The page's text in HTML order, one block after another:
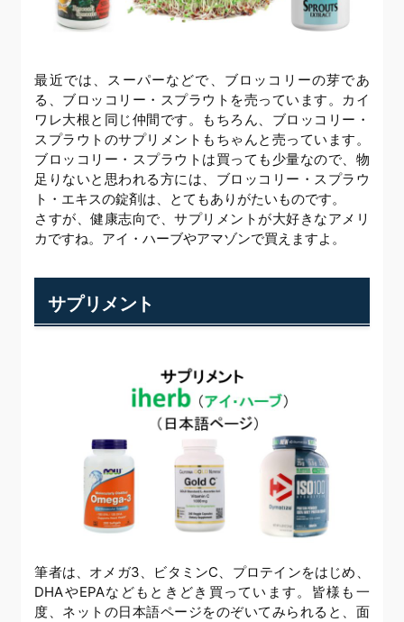
最近では、スーパーなどで、ブロッコリーの芽であ
る、ブロッコリー・スプラウトを売っています。カイ
ワレ大根と同じ仲間です。もちろん、ブロッコリー・
スプラウトのサプリメントもちゃんと売っています。
ブロッコリー・スプラウトは買っても少量なので、物
足りないと思われる方には、ブロッコリー・スプラウ
ト・エキスの錠剤は、とてもありがたいものです。
さすが、健康志向で、サプリメントが大好きなアメリ
カですね。アイ・ハーブやアマゾンで買えますよ。
サプリメント
筆者は、オメガ3、ビタミンC、プロテインをはじめ、
DHAやEPAなどもときどき買っています。皆様も一
度、ネットの日本語ページをのぞいてみられると、面